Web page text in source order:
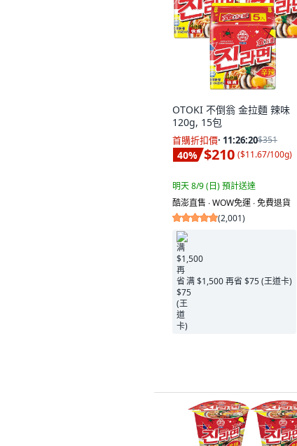
OTOKI 不倒翁 金拉麵 辣味
120g, 15包
首購折扣價· 11:26:19$351
40% $210 ($11.67/100g)
明天 8/9 (日)預計送達
酷澎直售 ∙ WOW免運 ∙ 免費退貨
(2,001)
满 $1,500 再省 $75 (王道卡)